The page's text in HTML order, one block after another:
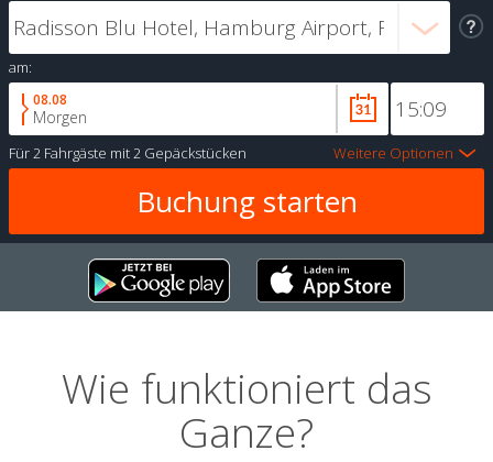
am:
08.08
Morgen
Für2 Fahrgäste mit2 Gepäckstücken Weitere Optionen
Wie funktioniert das
Ganze?